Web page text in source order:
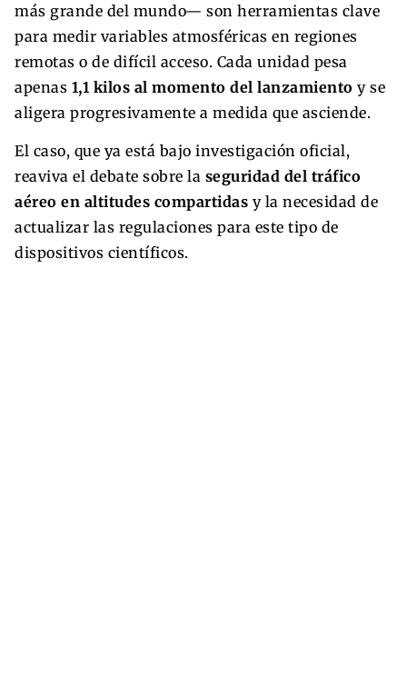
más grande del mundo— son herramientas clave
para medir variables atmosféricas en regiones
remotas o de difícil acceso. Cada unidad pesa
apenas 1,1 kilos al momento del lanzamiento y se
aligera progresivamente a medida que asciende.
El caso, que ya está bajo investigación oficial,
reaviva el debate sobre la seguridad del tráfico
aéreo en altitudes compartidas y la necesidad de
actualizar las regulaciones para este tipo de
dispositivos científicos.